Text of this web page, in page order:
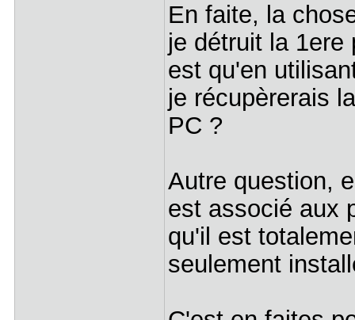
En faite, la
je détruit la 1ere
est qu'en
je récupèrerais
PC ?
Autre question,
est associé aux
qu'il est
seulement